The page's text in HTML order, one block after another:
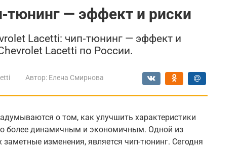
— эффект и риски
Lacetti: чип‑тюнинг — эффект и
Lacetti по России.
Автор: Елена Смирнова
о том, как улучшить характеристики
более динамичным и экономичным. Одной из
изменения, является чип-тюнинг. Сегодня